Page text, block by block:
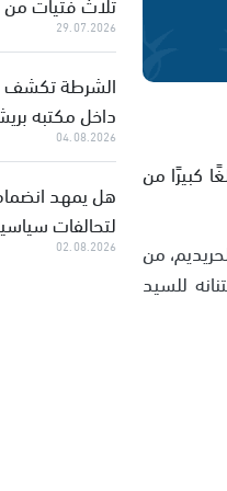
كبيرًا من
من
للسيد
29.07.2026
الشرطة تكشف
داخل مكتبه
04.08.2026
هل يمهد
لتحالفات
02.08.2026